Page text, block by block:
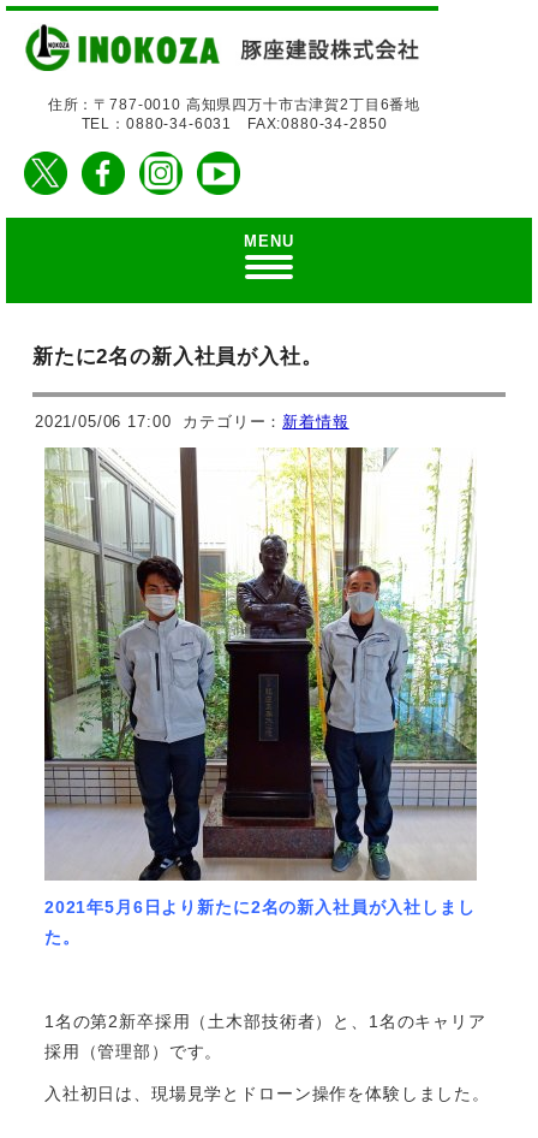
住所：〒787-0010 高知県四万十市古津賀2丁目6番地
TEL：0880-34-6031 FAX:0880-34-2850
MENU
新たに2名の新入社員が入社。
2021/05/06 17:00 カテゴリー： 新着情報
2021年5月6日より新たに2名の新入社員が入社しまし
た。
1名の第2新卒採用（土木部技術者）と、1名のキャリア
採用（管理部）です。
入社初日は、現場見学とドローン操作を体験しました。